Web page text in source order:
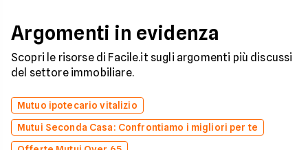
Argomenti in evidenza
Scopri le risorse di Facile.it sugli argomenti più discussi
del settore immobiliare.
Mutuo ipotecario vitalizio
Mutui Seconda Casa: Confrontiamo i migliori per te